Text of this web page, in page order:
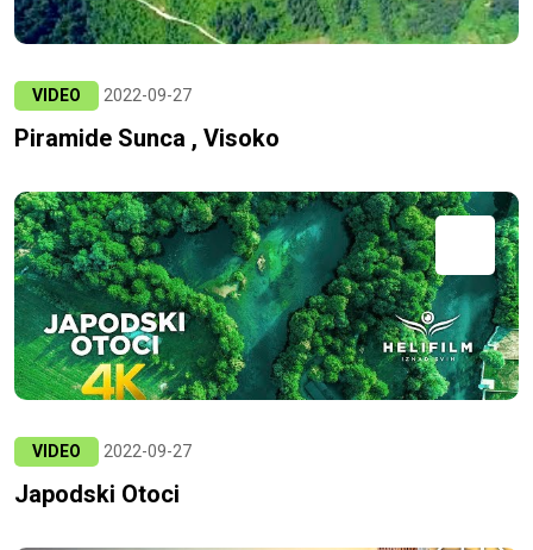
VIDEO 2022-09-27
Piramide Sunca , Visoko
VIDEO 2022-09-27
Japodski Otoci